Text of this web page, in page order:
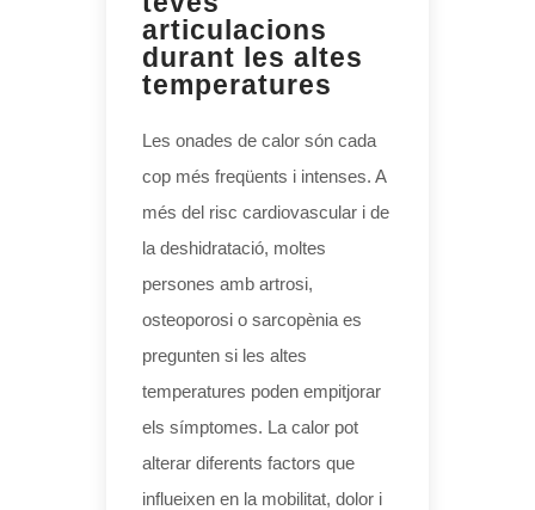
articulacions
durant les altes
temperatures
Les onades de calor són cada
cop més freqüents i intenses. A
més del risc cardiovascular i de
la deshidratació, moltes
persones amb artrosi,
osteoporosi o sarcopènia es
pregunten si les altes
temperatures poden empitjorar
els símptomes. La calor pot
alterar diferents factors que
influeixen en la mobilitat, dolor i